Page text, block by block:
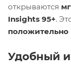
открываются
Insights 95+.
положительно
Удобный